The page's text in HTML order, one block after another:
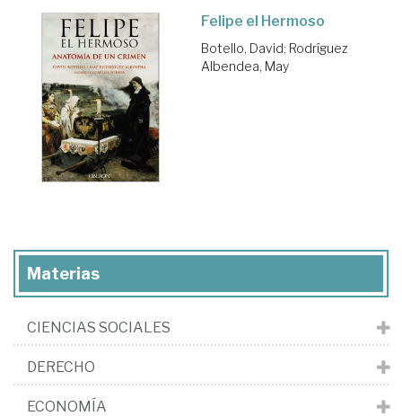
Felipe el Hermoso
Botello, David; Rodríguez
Albendea, May
Materias
CIENCIAS SOCIALES
DERECHO
ECONOMÍA